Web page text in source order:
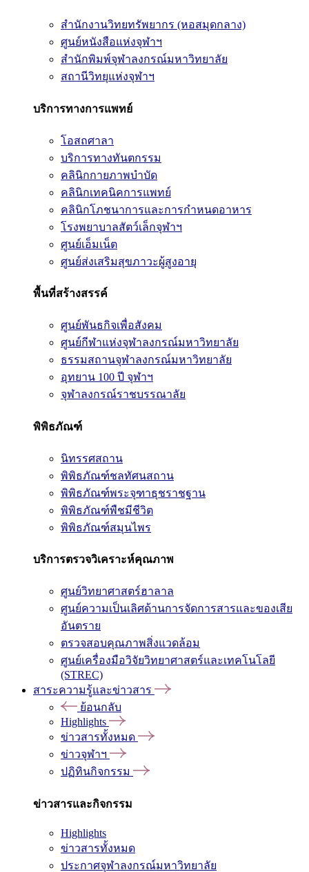
สำนักงานวิทยทรัพยากร (หอสมุดกลาง)
ศูนย์หนังสือแห่งจุฬาฯ
สำนักพิมพ์จุฬาลงกรณ์มหาวิทยาลัย
สถานีวิทยุแห่งจุฬาฯ
บริการทางการแพทย์
โอสถศาลา
บริการทางทันตกรรม
คลินิกกายภาพบำบัด
คลินิกเทคนิคการแพทย์
คลินิกโภชนาการและการกำหนดอาหาร
โรงพยาบาลสัตว์เล็กจุฬาฯ
ศูนย์เอ็มเน็ต
ศูนย์ส่งเสริมสุขภาวะผู้สูงอายุ
พื้นที่สร้างสรรค์
ศูนย์พันธกิจเพื่อสังคม
ศูนย์กีฬาแห่งจุฬาลงกรณ์มหาวิทยาลัย
ธรรมสถานจุฬาลงกรณ์มหาวิทยาลัย
อุทยาน 100 ปี จุฬาฯ
จุฬาลงกรณ์ราชบรรณาลัย
พิพิธภัณฑ์
นิทรรศสถาน
พิพิธภัณฑ์ชลทัศนสถาน
พิพิธภัณฑ์พระจุฑาธุชราชฐาน
พิพิธภัณฑ์พืชมีชีวิต
พิพิธภัณฑ์สมุนไพร
บริการตรวจวิเคราะห์คุณภาพ
ศูนย์วิทยาศาสตร์ฮาลาล
ศูนย์ความเป็นเลิศด้านการจัดการสารและของเสีย
อันตราย
ตรวจสอบคุณภาพสิ่งแวดล้อม
ศูนย์เครื่องมือวิจัยวิทยาศาสตร์และเทคโนโลยี
(STREC)
สาระความรู้และข่าวสาร
ย้อนกลับ
Highlights
ข่าวสารทั้งหมด
ข่าวจุฬาฯ
ปฏิทินกิจกรรม
ข่าวสารและกิจกรรม
Highlights
ข่าวสารทั้งหมด
ประกาศจุฬาลงกรณ์มหาวิทยาลัย